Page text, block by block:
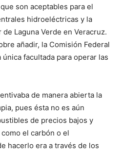
son aceptables para el
hidroeléctricas y la
Laguna Verde en Veracruz.
añadir, la Comisión Federal
facultada para operar las
de manera abierta la
pues ésta no es aún
de precios bajos y
el carbón o el
hacerlo era a través de los